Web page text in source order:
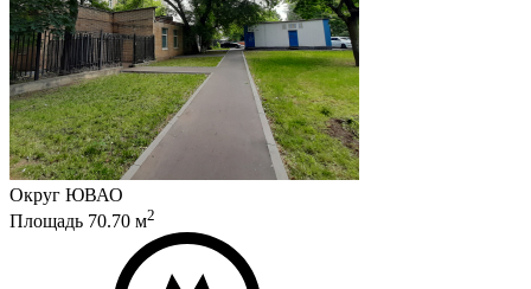
Округ ЮВАО
Площадь 70.70 м2